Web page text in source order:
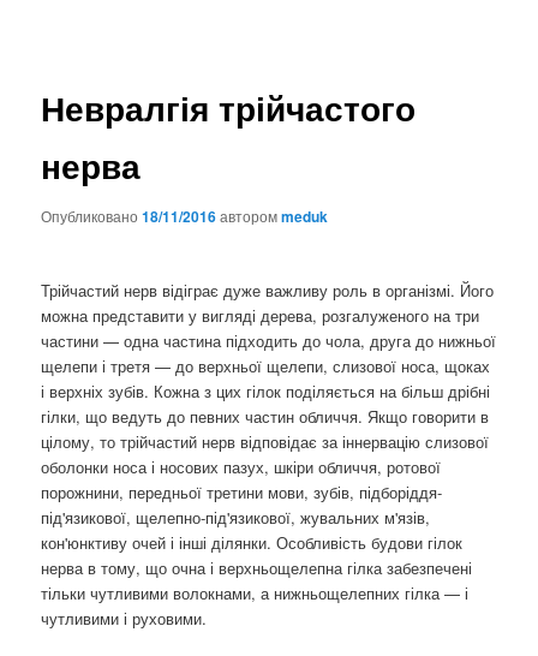
Невралгія трійчастого
нерва
Опубликовано18/11/2016авторомmeduk
Трійчастий нерв відіграє дуже важливу роль в організмі. Його
можна представити у вигляді дерева, розгалуженого на три
частини — одна частина підходить до чола, друга до нижньої
щелепи і третя — до верхньої щелепи, слизової носа, щоках
і верхніх зубів. Кожна з цих гілок поділяється на більш дрібні
гілки, що ведуть до певних частин обличчя. Якщо говорити в
цілому, то трійчастий нерв відповідає за іннервацію слизової
оболонки носа і носових пазух, шкіри обличчя, ротової
порожнини, передньої третини мови, зубів, підборіддя-
під'язикової, щелепно-під'язикової, жувальних м'язів,
кон'юнктиву очей і інші ділянки. Особливість будови гілок
нерва в тому, що очна і верхньощелепна гілка забезпечені
тільки чутливими волокнами, а нижньощелепних гілка — і
чутливими і руховими.